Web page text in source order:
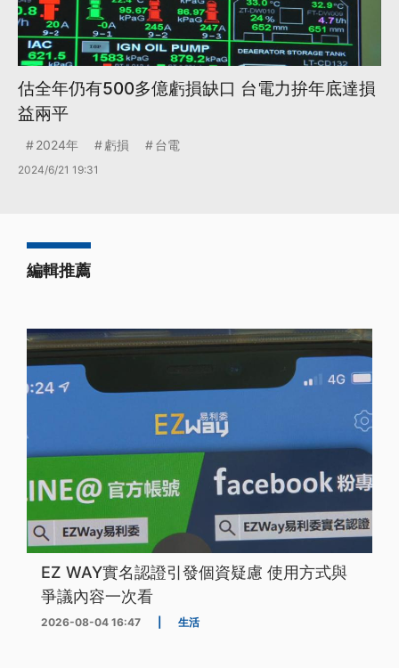
估全年仍有500多億虧損缺口 台電力拚年底達損
益兩平
2024年 虧損 台電
2024/6/21 19:31
編輯推薦
EZ WAY實名認證引發個資疑慮 使用方式與
爭議內容一次看
2026-08-04 16:47 生活